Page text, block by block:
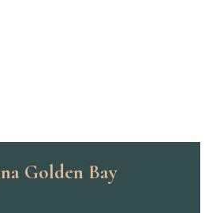
Golden Bay